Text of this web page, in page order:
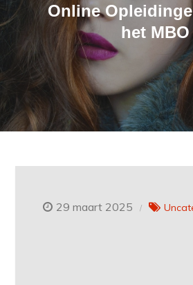
Online
het MBO
29 maart 2025